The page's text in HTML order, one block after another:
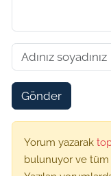
Gönder
Yorum yazarak
bulunuyor ve